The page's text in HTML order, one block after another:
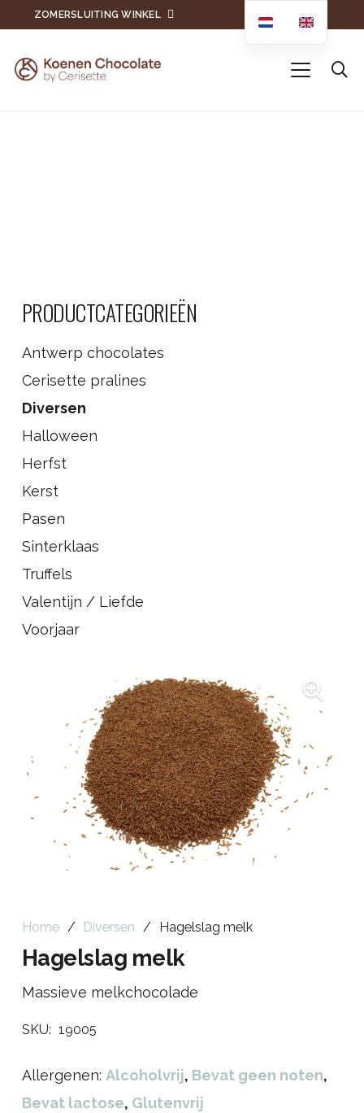
ZOMERSLUITING WINKEL
PRODUCTCATEGORIEËN
Antwerp chocolates
Cerisette pralines
Diversen
Halloween
Herfst
Kerst
Pasen
Sinterklaas
Truffels
Valentijn / Liefde
Voorjaar
Home / Diversen / Hagelslag melk
Hagelslag melk
Massieve melkchocolade
SKU: 19005
Allergenen: Alcoholvrij, Bevat geen noten,
Bevat lactose, Glutenvrij